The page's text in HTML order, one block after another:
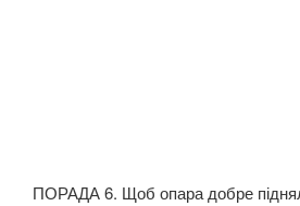
ПОРАДА 6. Щоб опара добре